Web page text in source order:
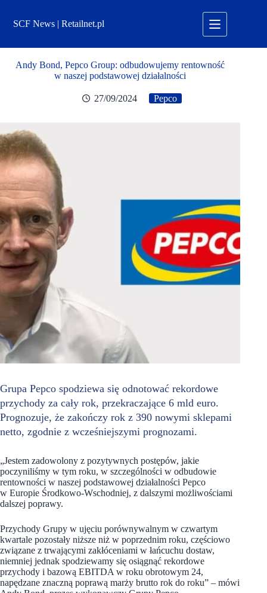
treściSCF News | Retailnet.pl
Andy Bond, Pepco Group: odbudowujemy rentowność
w naszej podstawowej działalności
27/09/2024 Pepco
Grupa Pepco spodziewa się odnotować rekordowe
przychody za cały rok, przekraczające 6 mld euro.
Prognozuje, że zakończy rok z 390 nowymi sklepami
netto, zgodnie z wcześniejszymi prognozami.
„Jestem zadowolony z pozytywnych postępów, jakie
poczyniliśmy w tym roku, w szczególności w odbudowie
rentowności w naszej podstawowej działalności Pepco
w Europie Środkowo-Wschodniej, z dalszymi możliwościami
dalszej poprawy.
Przychody Grupy w ujęciu porównywalnym w czwartym
kwartale pozostały niższe niż w poprzednim roku, częściowo
związane z trwającymi zakłóceniami w łańcuchu dostaw,
niemniej jednak spodziewamy się osiągnąć rekordowe
przychody i bazową EBITDA w roku obrotowym 24,
napędzane znaczną poprawą marży brutto rok do roku” – mówi